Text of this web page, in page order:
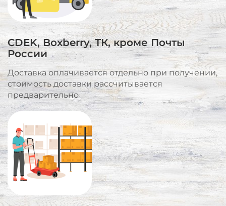
CDEK, Boxberry, ТК, кроме Почты
России
Доставка оплачивается отдельно при получении,
стоимость доставки рассчитывается
предварительно